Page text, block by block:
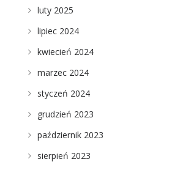
luty 2025
lipiec 2024
kwiecień 2024
marzec 2024
styczeń 2024
grudzień 2023
październik 2023
sierpień 2023